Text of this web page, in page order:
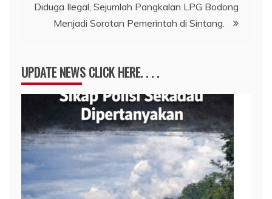
Diduga Ilegal, Sejumlah Pangkalan LPG Bodong
Menjadi Sorotan Pemerintah di Sintang.
UPDATE NEWS CLICK HERE. . . .